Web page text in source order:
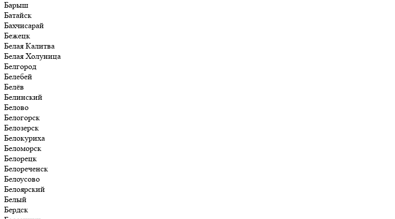
Барыш
Батайск
Бахчисарай
Бежецк
Белая Калитва
Белая Холуница
Белгород
Белебей
Белёв
Белинский
Белово
Белогорск
Белозерск
Белокуриха
Беломорск
Белорецк
Белореченск
Белоусово
Белоярский
Белый
Бердск